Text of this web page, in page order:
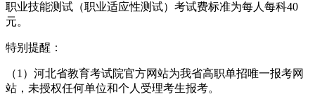
职业技能测试（职业适应性测试）考试费标准为每人每科40
元。
特别提醒：
（1）河北省教育考试院官方网站为我省高职单招唯一报考网
站，未授权任何单位和个人受理考生报考。